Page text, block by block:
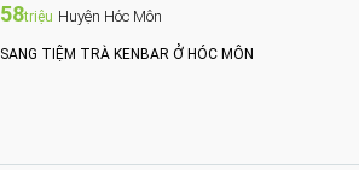
58triệu Huyện Hóc Môn
SANG TIỆM TRÀ KENBAR Ở HÓC MÔN